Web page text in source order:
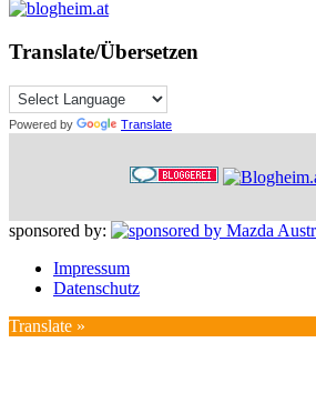
Translate/Übersetzen
Powered by Translate
sponsored by:
Impressum
Datenschutz
Translate »